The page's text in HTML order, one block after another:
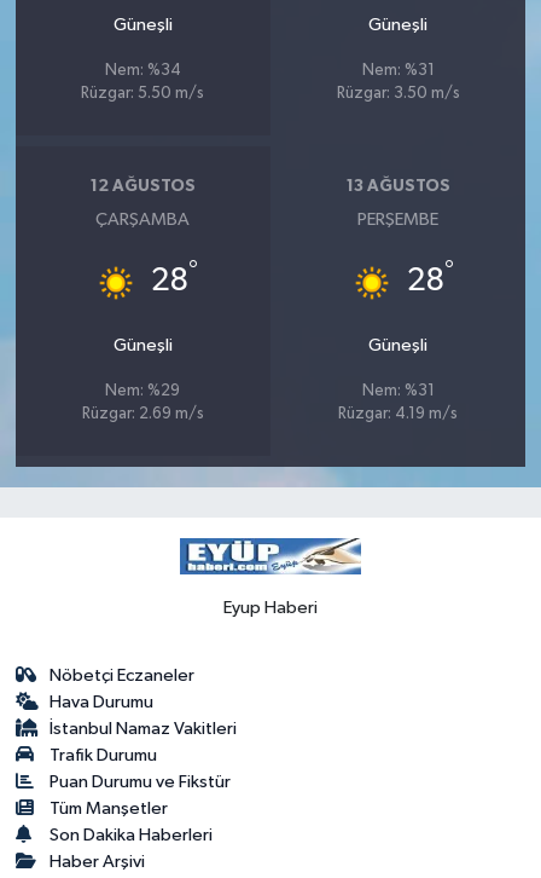
Güneşli
Nem: %34
Rüzgar: 5.50 m/s
Güneşli
Nem: %31
Rüzgar: 3.50 m/s
12 AĞUSTOS
ÇARŞAMBA
28°
Güneşli
Nem: %29
Rüzgar: 2.69 m/s
13 AĞUSTOS
PERŞEMBE
28°
Güneşli
Nem: %31
Rüzgar: 4.19 m/s
Eyup Haberi
Nöbetçi Eczaneler
Hava Durumu
İstanbul Namaz Vakitleri
Trafik Durumu
Puan Durumu ve Fikstür
Tüm Manşetler
Son Dakika Haberleri
Haber Arşivi